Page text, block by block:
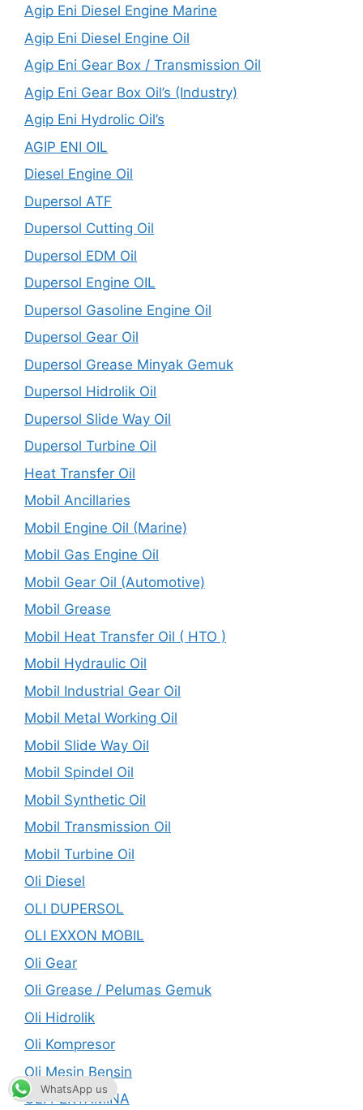
Agip Eni Diesel Engine Marine
Agip Eni Diesel Engine Oil
Agip Eni Gear Box / Transmission Oil
Agip Eni Gear Box Oil’s (Industry)
Agip Eni Hydrolic Oil’s
AGIP ENI OIL
Diesel Engine Oil
Dupersol ATF
Dupersol Cutting Oil
Dupersol EDM Oil
Dupersol Engine OIL
Dupersol Gasoline Engine Oil
Dupersol Gear Oil
Dupersol Grease Minyak Gemuk
Dupersol Hidrolik Oil
Dupersol Slide Way Oil
Dupersol Turbine Oil
Heat Transfer Oil
Mobil Ancillaries
Mobil Engine Oil (Marine)
Mobil Gas Engine Oil
Mobil Gear Oil (Automotive)
Mobil Grease
Mobil Heat Transfer Oil ( HTO )
Mobil Hydraulic Oil
Mobil Industrial Gear Oil
Mobil Metal Working Oil
Mobil Slide Way Oil
Mobil Spindel Oil
Mobil Synthetic Oil
Mobil Transmission Oil
Mobil Turbine Oil
Oli Diesel
OLI DUPERSOL
OLI EXXON MOBIL
Oli Gear
Oli Grease / Pelumas Gemuk
Oli Hidrolik
Oli Kompresor
Oli Mesin Bensin
OLI PERTAMINA
WhatsApp us